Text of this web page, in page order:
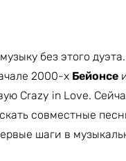
без этого
2000-х Бейонсе
Crazy in Love.
совместные
шаги в